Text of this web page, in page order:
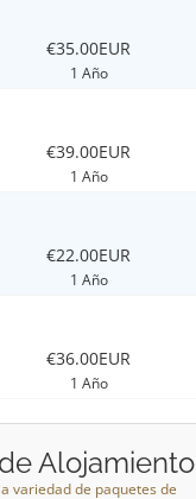
€35.00EUR
1 Año
€39.00EUR
1 Año
€22.00EUR
1 Año
€36.00EUR
1 Año
Alojamiento
variedad de paquetes de